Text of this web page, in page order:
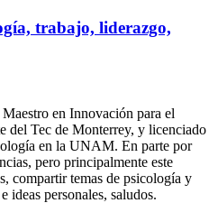
trabajo, liderazgo,
en Innovación para el
del Tec de Monterrey, y licenciado
en la UNAM. En parte por
pero principalmente este
compartir temas de psicología y
ideas personales, saludos.